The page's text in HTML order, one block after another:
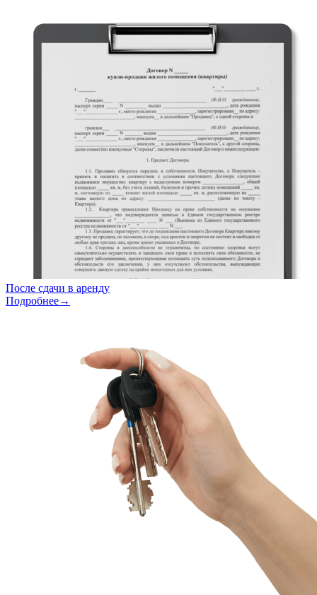
После сдачи в аренду
Подробнее→